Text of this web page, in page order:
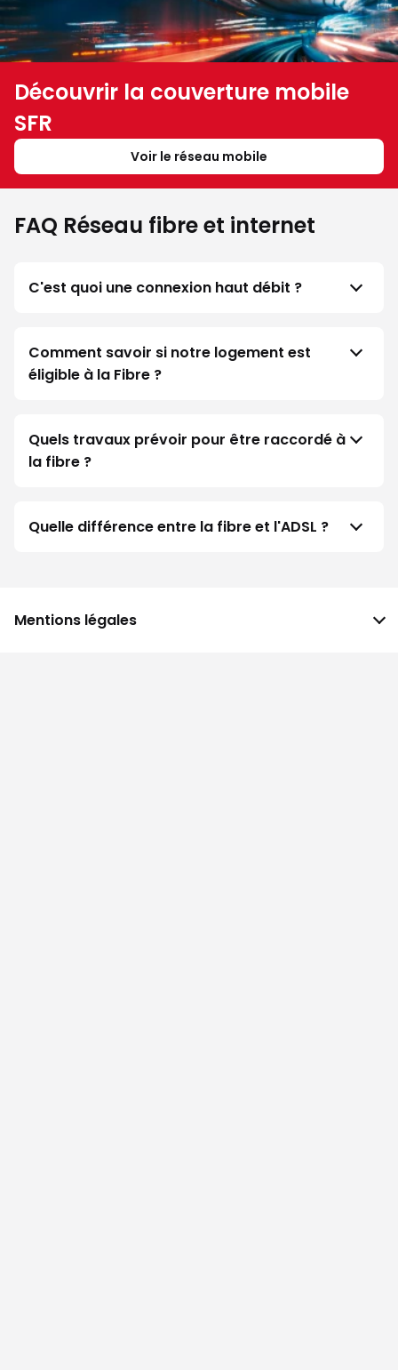
Découvrir la couverture mobile
SFR
Voir le réseau mobile
FAQ Réseau fibre et internet
C'est quoi une connexion haut débit ?
Comment savoir si notre logement est
éligible à la Fibre ?
Quels travaux prévoir pour être raccordé à
la fibre ?
Quelle différence entre la fibre et l'ADSL ?
Mentions légales